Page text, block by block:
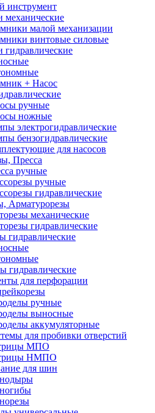
механические
малой механизации
винтовые силовые
+ Насос
ручные
ножные
электрогидравлические
бензогидравлические
для насосов
Пресса
ручные
ручные
гидравлические
Арматурорезы
механические
гидравлические
гидравлические
гидравлические
для перфорации
ручные
выносные
аккумуляторные
для пробивки отверстий
МПО
НМПО
для шин